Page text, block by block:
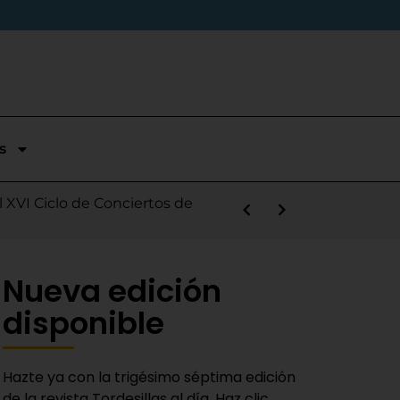
temporada en Segunda
Nieves
Ciclo de Conciertos de
sábado
la salida de Víctor Alonso
Fiestas del Novillo
Bravas y logra un puesto
adaptado a la actualidad»
Nueva edición
disponible
Hazte ya con la trigésimo séptima edición